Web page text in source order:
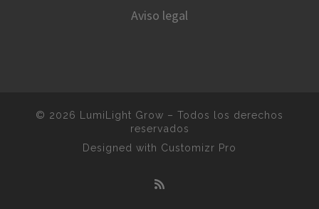
Aviso legal
© 2026 LumiLight Grow – Todos los derechos
reservados
Designed with Customizr Pro